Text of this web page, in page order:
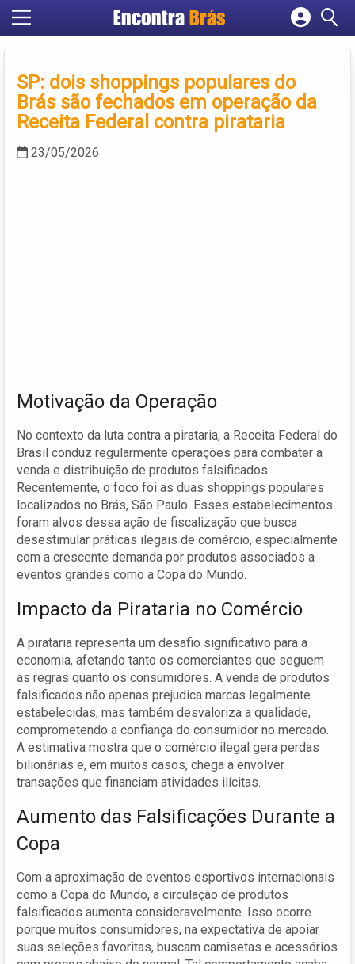
Encontra Brás
Cadastrar empresa
Criar conta
SP: dois shoppings populares do
Brás são fechados em operação da
Receita Federal contra pirataria
23/05/2026
Motivação da Operação
No contexto da luta contra a pirataria, a Receita Federal do
Brasil conduz regularmente operações para combater a
venda e distribuição de produtos falsificados.
Recentemente, o foco foi as duas shoppings populares
localizados no Brás, São Paulo. Esses estabelecimentos
foram alvos dessa ação de fiscalização que busca
desestimular práticas ilegais de comércio, especialmente
com a crescente demanda por produtos associados a
eventos grandes como a Copa do Mundo.
Impacto da Pirataria no Comércio
A pirataria representa um desafio significativo para a
economia, afetando tanto os comerciantes que seguem
as regras quanto os consumidores. A venda de produtos
falsificados não apenas prejudica marcas legalmente
estabelecidas, mas também desvaloriza a qualidade,
comprometendo a confiança do consumidor no mercado.
A estimativa mostra que o comércio ilegal gera perdas
bilionárias e, em muitos casos, chega a envolver
transações que financiam atividades ilícitas.
Aumento das Falsificações Durante a
Copa
Com a aproximação de eventos esportivos internacionais
como a Copa do Mundo, a circulação de produtos
falsificados aumenta consideravelmente. Isso ocorre
porque muitos consumidores, na expectativa de apoiar
suas seleções favoritas, buscam camisetas e acessórios